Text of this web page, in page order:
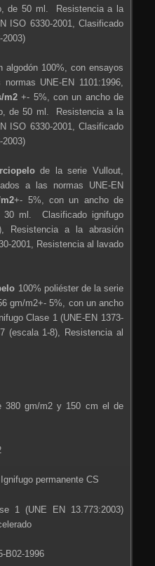
de 50 ml. Resistencia a la
ISO 6330-2001, Clasificado
2003)
algodón 100%, con ensayos
UNE-EN 1101:1996,
m2+- 5%, con un ancho de
de 50 ml. Resistencia a la
ISO 6330-2001, Clasificado
2003)
de la serie Vullout,
a las normas UNE-EN
+- 5%, con un ancho de
30 ml. Clasificado ignifugo
Resistencia a la abrasión
2001, Resistencia al lavado
100% poliéster de la serie
gm/m2+- 5%, con un ancho
Clase 1 (UNE-EN 1373-
(escala 1-8), Resistencia al
380 gm/m2 y 150 cm el de
permanente CS
1 (UNE EN 13.773:2003)
B02-1996